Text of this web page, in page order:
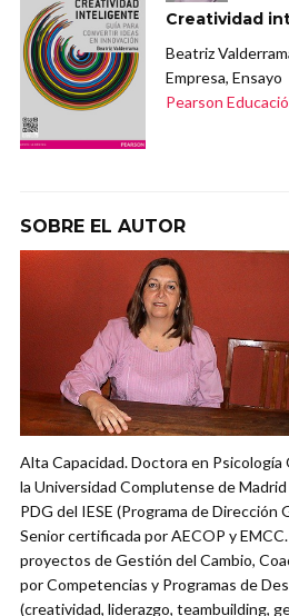
Creatividad
Beatriz
Empresa, Ensayo
Pearson
SOBRE EL AUTOR
Alta Capacidad. Doctora en Psicología
la Universidad Complutense de
PDG del IESE (Programa de Dirección
Senior certificada por AECOP y
proyectos de Gestión del Cambio,
por Competencias y Programas de
(creatividad, liderazgo, teambuilding,